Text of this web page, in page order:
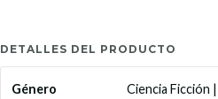
DETALLES DEL PRODUCTO
Género Ciencia Ficción |